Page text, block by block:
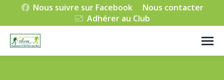
Nous suivre sur Facebook
Nous contacter
Adhérer au Club